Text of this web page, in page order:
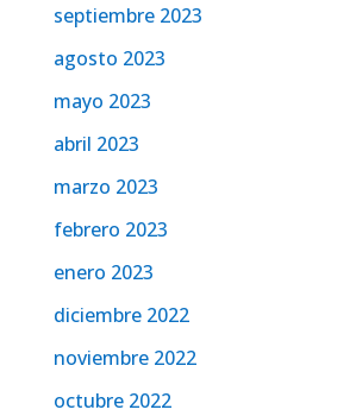
septiembre 2023
agosto 2023
mayo 2023
abril 2023
marzo 2023
febrero 2023
enero 2023
diciembre 2022
noviembre 2022
octubre 2022